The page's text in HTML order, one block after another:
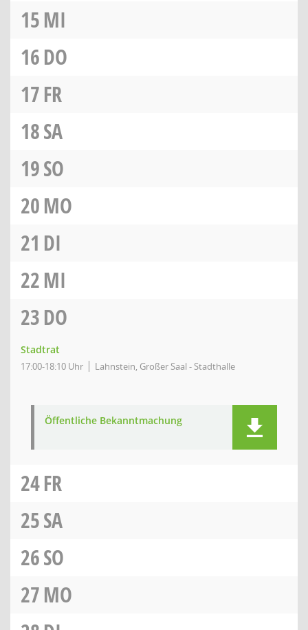
15MI
16DO
17FR
18SA
19SO
20MO
21 DI
22MI
23DO
Stadtrat
17:00-18:10 Uhr Lahnstein, Großer Saal - Stadthalle
Öffentliche Bekanntmachung
24FR
25SA
26SO
27MO